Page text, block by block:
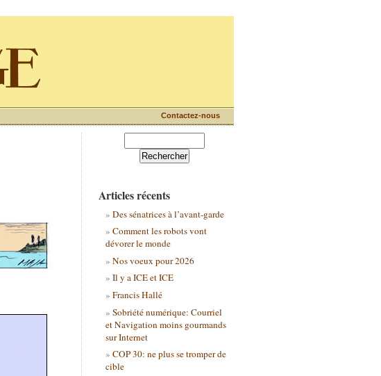
Contactez-nous
Articles récents
Des sénatrices à l’avant-garde
Comment les robots vont
dévorer le monde
Nos voeux pour 2026
Il y a ICE et ICE
Francis Hallé
Sobriété numérique: Courriel
et Navigation moins gourmands
sur Internet
COP 30: ne plus se tromper de
cible